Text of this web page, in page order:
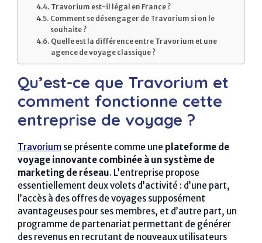
Travorium est-il légal en France ?
Comment se désengager de Travorium si on le
souhaite ?
Quelle est la différence entre Travorium et une
agence de voyage classique ?
Qu’est-ce que Travorium et
comment fonctionne cette
entreprise de voyage ?
Travorium se présente comme une plateforme de
voyage innovante combinée à un système de
marketing de réseau. L’entreprise propose
essentiellement deux volets d’activité : d’une part,
l’accès à des offres de voyages supposément
avantageuses pour ses membres, et d’autre part, un
programme de partenariat permettant de générer
des revenus en recrutant de nouveaux utilisateurs